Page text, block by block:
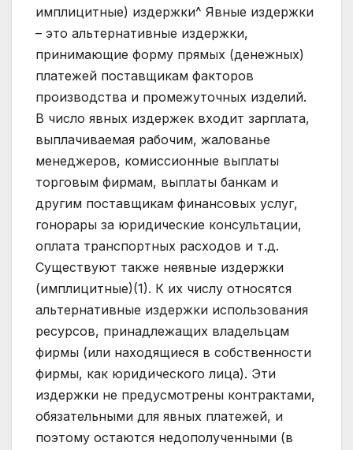
имплицитные) издержки^ Явные издержки
– это альтернативные издержки,
принимающие форму прямых (денежных)
платежей поставщикам факторов
производства и промежуточных изделий.
В число явных издержек входит зарплата,
выплачиваемая рабочим, жалованье
менеджеров, комиссионные выплаты
торговым фирмам, выплаты банкам и
другим поставщикам финансовых услуг,
гонорары за юридические консультации,
оплата транспортных расходов и т.д.
Существуют также неявные издержки
(имплицитные)(1). К их числу относятся
альтернативные издержки использования
ресурсов, принадлежащих владельцам
фирмы (или находящиеся в собственности
фирмы, как юридического лица). Эти
издержки не предусмотрены контрактами,
обязательными для явных платежей, и
поэтому остаются недополученными (в